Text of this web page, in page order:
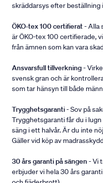
skräddarsys efter beställning
ÖKO-tex 100 certifierat- Alla
är ÖKO-tex 100 certifierade,
från ämnen som kan vara
Ansvarsfull tillverkning-
svensk gran och är
som tar hänsyn till både
Trygghetsgaranti- Sov på
Trygghetsgaranti får du i
säng i ett halvår. Är du inte
Gäller vid köp av
30 års garanti på sängen - Vi
erbjuder vi hela 30 års